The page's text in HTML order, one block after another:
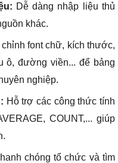
Dễ dàng nhập liệu thủ
khác.
chỉnh font chữ, kích thước,
ô, đường viền... để bảng
nghiệp.
Hỗ trợ các công thức tính
COUNT,... giúp
chóng tổ chức và tìm